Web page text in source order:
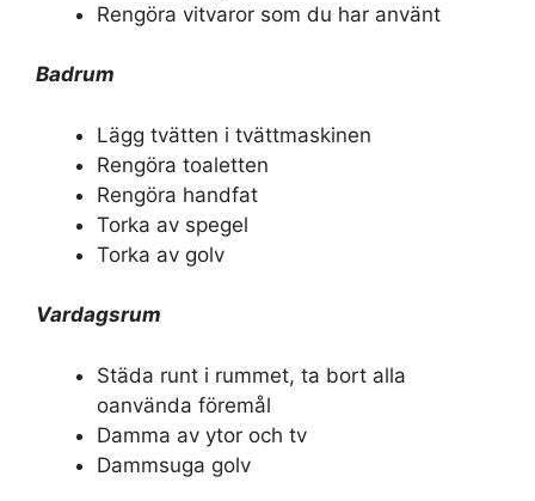
Rengöra vitvaror som du har använt
Badrum
Lägg tvätten i tvättmaskinen
Rengöra toaletten
Rengöra handfat
Torka av spegel
Torka av golv
Vardagsrum
Städa runt i rummet, ta bort alla
oanvända föremål
Damma av ytor och tv
Dammsuga golv